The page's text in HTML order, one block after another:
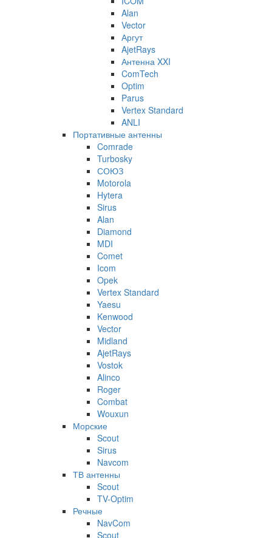
Alan
Vector
Аргут
AjetRays
Антенна XXI
ComTech
Optim
Parus
Vertex Standard
ANLI
Портативные антенны
Comrade
Turbosky
СОЮЗ
Motorola
Hytera
Sirus
Alan
Diamond
MDI
Comet
Icom
Opek
Vertex Standard
Yaesu
Kenwood
Vector
Midland
AjetRays
Vostok
Alinco
Roger
Combat
Wouxun
Морские
Scout
Sirus
Navcom
ТВ антенны
Scout
TV-Optim
Речные
NavCom
Scout